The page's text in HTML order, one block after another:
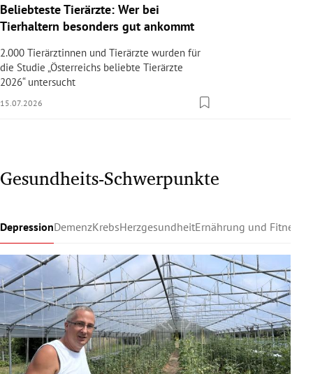
Beliebteste Tierärzte: Wer bei
Tierhaltern besonders gut ankommt
2.000 Tierärztinnen und Tierärzte wurden für
die Studie „Österreichs beliebte Tierärzte
2026“ untersucht
15.07.2026
Gesundheits-Schwerpunkte
DepressionDemenzKrebsHerzgesundheitErnährung und Fitness